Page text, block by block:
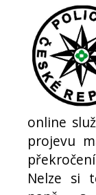
online
projevu
Nelze si